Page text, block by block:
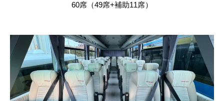
60席（49席+補助11席）